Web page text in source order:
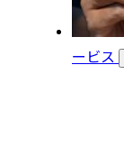
ービス